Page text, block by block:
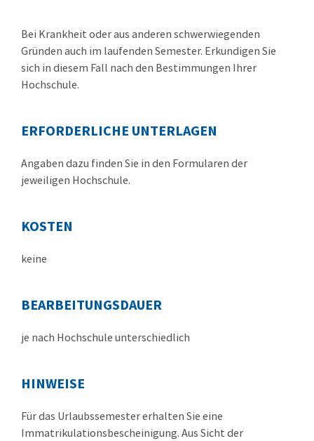
Bei Krankheit oder aus anderen schwerwiegenden
Gründen auch im laufenden Semester. Erkundigen Sie
sich in diesem Fall nach den Bestimmungen Ihrer
Hochschule.
ERFORDERLICHE UNTERLAGEN
Angaben dazu finden Sie in den Formularen der
jeweiligen Hochschule.
KOSTEN
keine
BEARBEITUNGSDAUER
je nach Hochschule unterschiedlich
HINWEISE
Für das Urlaubssemester erhalten Sie eine
Immatrikulationsbescheinigung. Aus Sicht der